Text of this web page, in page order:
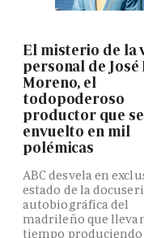
El misterio de la
personal de José
Moreno, el
todopoderoso
productor que
envuelto en mil
polémicas
ABC desvela en
estado de la
autobiográfica del
madrileño que
tiempo produciendo